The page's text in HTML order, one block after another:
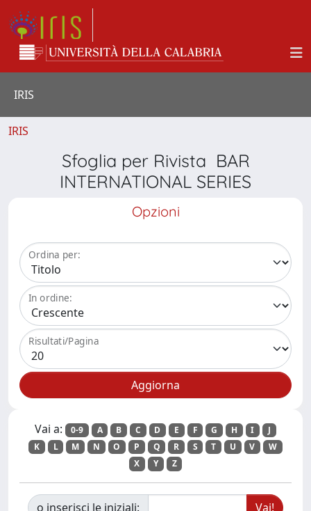
IRIS
IRIS
Sfoglia per Rivista BAR
INTERNATIONAL SERIES
Opzioni
Ordina per:
In ordine:
Risultati/Pagina
Vai a: 0-9 A B C D E F G H I
J
K
L M N O P Q R S T U V
W
X
Y Z
o inserisci le iniziali: